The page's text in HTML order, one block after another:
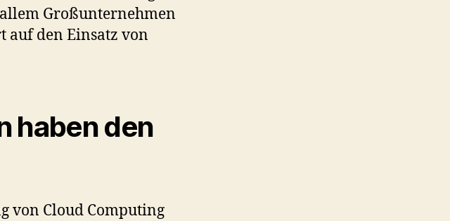
Großunternehmen
auf den Einsatz von
haben den
von Cloud Computing